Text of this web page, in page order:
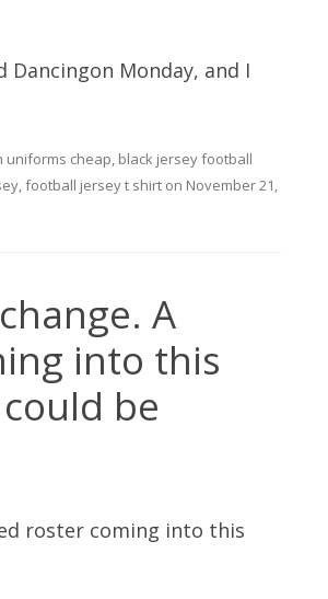
Dancingon Monday, and I
uniforms cheap, black jersey football
,football jersey t shirt on November 21,
A
into this
be
roster coming into this